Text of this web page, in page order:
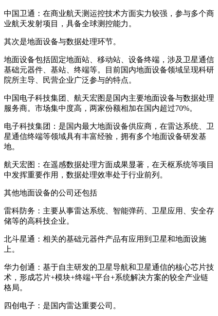
中国卫通：在商业航天测运控技术方面实力较强，参与多个商
业航天发射项目，具备全球测控能力。
其次是地面设备与数据处理环节。
地面设备包括固定地面站、移动站、设备终端，涉及卫星通信
基础元器件、基站、终端等。目前国内地面设备领域呈现科研
院所主导、民营企业广泛参与的特点。
中国电子科技集团、航天宏图是国内主要地面设备与数据处理
服务商。市场集中度高，两家份额相加在国内超过70%。
电子科技集团：是国内最大地面设备供应商，在雷达系统、卫
星通信终端等领域具有丰富经验，拥有多个地面设备研发基
地。
航天宏图：在遥感数据处理方面成果显著，在天枢系统等项目
中发挥重要作用，数据处理效率处于行业前列。
其他地面设备的公司还包括
雷科防务：主要从事雷达系统、智能弹药、卫星应用、安全存
储等的高科技企业。
北斗星通：相关的基础元器件产品有应用到卫星和地面设施
上。
华力创通：基于自主研发的卫星导航和卫星通信的核心芯片技
术，形成芯片+模块+终端+平台+系统解决方案的较全产业链
格局。
四创电子：是国内雷达重要公司。